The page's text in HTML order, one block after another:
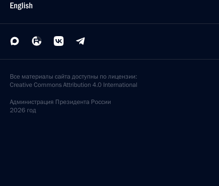
English
Все материалы сайта доступны по лицензии:
Creative Commons Attribution 4.0 International
Администрация Президента России
2026 год